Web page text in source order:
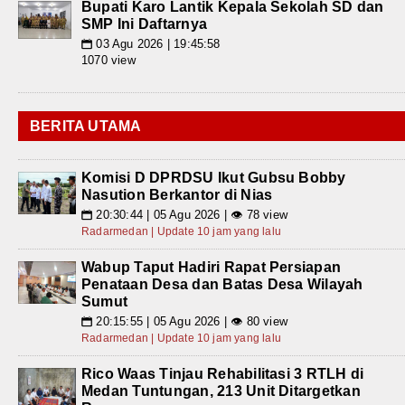
Bupati Karo Lantik Kepala Sekolah SD dan
SMP Ini Daftarnya
📅 03 Agu 2026 | 19:45:58
1070 view
BERITA UTAMA
Komisi D DPRDSU Ikut Gubsu Bobby
Nasution Berkantor di Nias
📅 20:30:44 | 05 Agu 2026 | 👁 78 view
Radarmedan | Update 10 jam yang lalu
Wabup Taput Hadiri Rapat Persiapan
Penataan Desa dan Batas Desa Wilayah
Sumut
📅 20:15:55 | 05 Agu 2026 | 👁 80 view
Radarmedan | Update 10 jam yang lalu
Rico Waas Tinjau Rehabilitasi 3 RTLH di
Medan Tuntungan, 213 Unit Ditargetkan